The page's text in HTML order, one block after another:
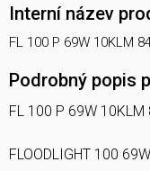
Interní název
FL 100 P 69W 10KLM
Podrobný popis
FL 100 P 69W
FLOODLIGHT 100